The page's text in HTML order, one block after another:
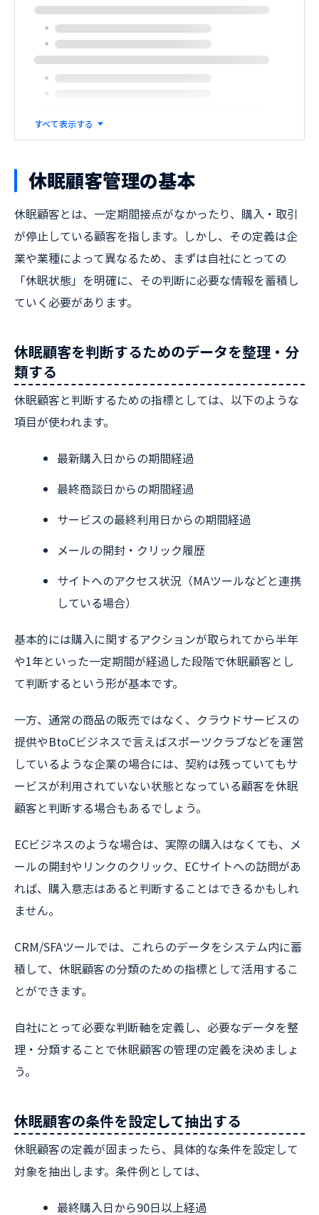
すべて表示する
休眠顧客管理の基本
休眠顧客とは、一定期間接点がなかったり、購入・取引
が停止している顧客を指します。しかし、その定義は企
業や業種によって異なるため、まずは自社にとっての
「休眠状態」を明確に、その判断に必要な情報を蓄積し
ていく必要があります。
休眠顧客を判断するためのデータを整理・分
類する
休眠顧客と判断するための指標としては、以下のような
項目が使われます。
最新購入日からの期間経過
最終商談日からの期間経過
サービスの最終利用日からの期間経過
メールの開封・クリック履歴
サイトへのアクセス状況（MAツールなどと連携
している場合）
基本的には購入に関するアクションが取られてから半年
や1年といった一定期間が経過した段階で休眠顧客とし
て判断するという形が基本です。
一方、通常の商品の販売ではなく、クラウドサービスの
提供やBtoCビジネスで言えばスポーツクラブなどを運営
しているような企業の場合には、契約は残っていてもサ
ービスが利用されていない状態となっている顧客を休眠
顧客と判断する場合もあるでしょう。
ECビジネスのような場合は、実際の購入はなくても、メ
ールの開封やリンクのクリック、ECサイトへの訪問があ
れば、購入意志はあると判断することはできるかもしれ
ません。
CRM/SFAツールでは、これらのデータをシステム内に蓄
積して、休眠顧客の分類のための指標として活用するこ
とができます。
自社にとって必要な判断軸を定義し、必要なデータを整
理・分類することで休眠顧客の管理の定義を決めましょ
う。
休眠顧客の条件を設定して抽出する
休眠顧客の定義が固まったら、具体的な条件を設定して
対象を抽出します。条件例としては、
最終購入日から90日以上経過